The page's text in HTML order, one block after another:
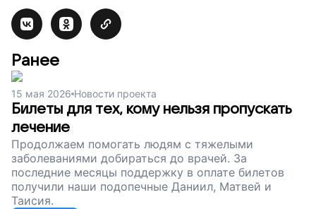
Ранее
15 мая 2026 Новости проекта
Билеты для тех, кому нельзя пропускать
лечение
Продолжаем помогать людям с тяжелыми
заболеваниями добираться до врачей. За
последние месяцы поддержку в оплате билетов
получили наши подопечные Даниил, Матвей и
Таисия.